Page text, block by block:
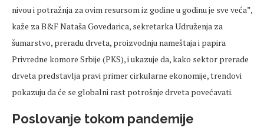
nivou i potražnja za ovim resursom iz godine u godinu je sve veća”,
kaže za B&F Nataša Govedarica, sekretarka Udruženja za
šumarstvo, preradu drveta, proizvodnju nameštaja i papira
Privredne komore Srbije (PKS), i ukazuje da, kako sektor prerade
drveta predstavlja pravi primer cirkularne ekonomije, trendovi
pokazuju da će se globalni rast potrošnje drveta povećavati.
Poslovanje tokom pandemije